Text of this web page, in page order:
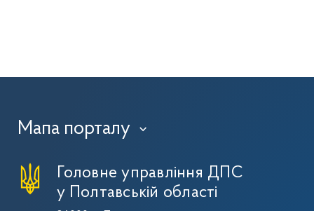
Мапа порталу ›
Головне управління ДПС
у Полтавській області